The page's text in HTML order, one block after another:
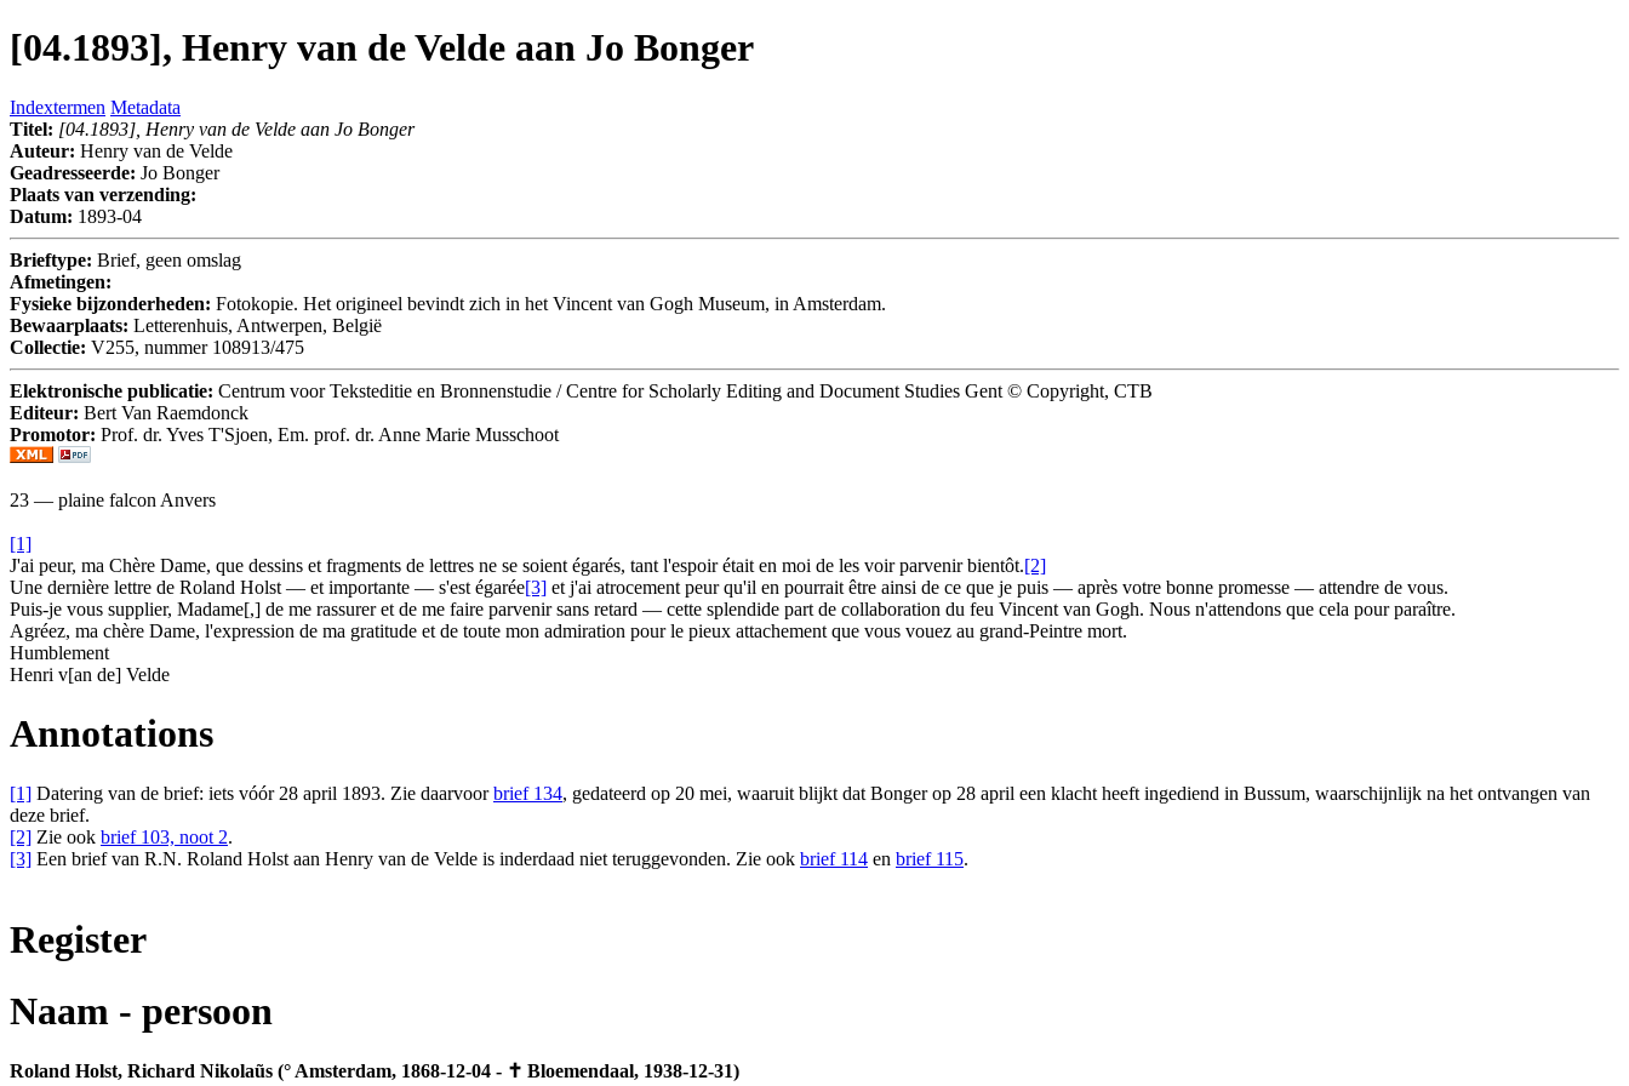
[04.1893], Henry van de Velde aan Jo Bonger
Indextermen Metadata
Titel: [04.1893], Henry van de Velde aan Jo Bonger
Auteur: Henry van de Velde
Geadresseerde: Jo Bonger
Plaats van verzending:
Datum: 1893-04
Brieftype: Brief, geen omslag
Afmetingen:
Fysieke bijzonderheden: Fotokopie. Het origineel bevindt zich in het Vincent van Gogh Museum, in Amsterdam.
Bewaarplaats: Letterenhuis, Antwerpen, België
Collectie: V255, nummer 108913/475
Elektronische publicatie: Centrum voor Teksteditie en Bronnenstudie / Centre for Scholarly Editing and Document Studies Gent © Copyright, CTB
Editeur: Bert Van Raemdonck
Promotor: Prof. dr. Yves T'Sjoen, Em. prof. dr. Anne Marie Musschoot
23 — plaine falcon Anvers
[1]
J'ai peur, ma Chère Dame, que dessins et fragments de lettres ne se soient égarés, tant l'espoir était en moi de les voir parvenir bientôt.[2]
Une dernière lettre de Roland Holst — et importante — s'est égarée[3] et j'ai atrocement peur qu'il en pourrait être ainsi de ce que je puis — après votre bonne promesse — attendre de vous.
Puis-je vous supplier, Madame[,] de me rassurer et de me faire parvenir sans retard — cette splendide part de collaboration du feu Vincent van Gogh. Nous n'attendons que cela pour paraître.
Agréez, ma chère Dame, l'expression de ma gratitude et de toute mon admiration pour le pieux attachement que vous vouez au grand-Peintre mort.
Humblement
Henri v[an de] Velde
Annotations
[1] Datering van de brief: iets vóór 28 april 1893. Zie daarvoorbrief 134, gedateerd op 20 mei, waaruit blijkt dat Bonger op 28 april een klacht heeft ingediend in Bussum, waarschijnlijk na het ontvangen van
deze brief.
[2] Zie ook brief 103, noot 2.
[3] Een brief van R.N. Roland Holst aan Henry van de Velde is inderdaad niet teruggevonden. Zie ook brief 114 en brief 115.
Register
Naam - persoon
Roland Holst, Richard Nikolaũs (° Amsterdam, 1868-12-04 - ✝ Bloemendaal, 1938-12-31)